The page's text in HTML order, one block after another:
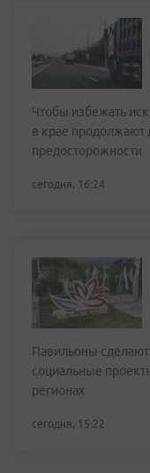
Чтобы избежать
в крае продолжают
предосторожности
сегодня, 16:24
Павильоны
социальные
регионах
сегодня, 15:22